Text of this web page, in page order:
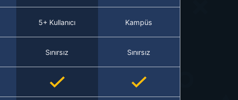
5+ Kullanıcı Kampüs
Sınırsız Sınırsız